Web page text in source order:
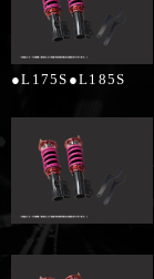
●L175S●L185S